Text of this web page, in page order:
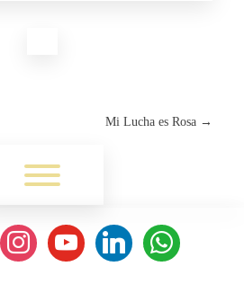
Mi Lucha es Rosa →
instagram youtube linkedin whatsapp